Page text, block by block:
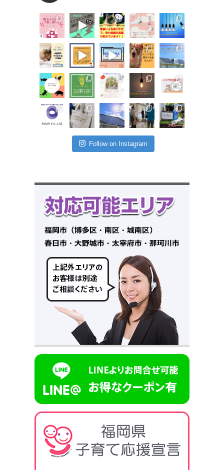
Follow on Instagram